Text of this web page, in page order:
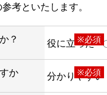
考といたします。
？ ※必須
役に立った
か ※必須
分かりやすい